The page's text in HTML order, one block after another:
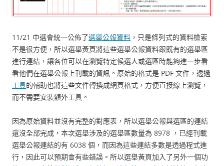
11/21 中選會統一公佈了選舉公報資料 ，只是條列式的資料檢索
不是很方便，所以選舉黃頁將這些選舉公報資料跟既有的選舉區
進行連結，讓各位可以在瀏覽特定候選人或選區時能夠進一步看
看他們在選舉公報上刊載的資訊。原始的格式是 PDF 文件，透過
工具的輔助也將這些文件轉換成網頁格式，方便直接線上瀏覽，
而不需要安裝額外工具。
因為原始資料並沒有完整的對應表，所以選舉公報與選區的連結
還沒全部完成，本次選舉涉及的選舉區數量為 8978 ，已經刊載
選舉公報連結的有 6038 個，而因為這些連結多數是透過程式進
行，因此可以預期會有些錯誤。所以選舉黃頁加入了另外一個功